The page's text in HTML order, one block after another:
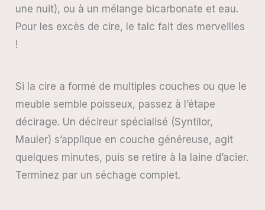
une nuit), ou à un mélange bicarbonate et eau.
Pour les excès de cire, le talc fait des merveilles
!
Si la cire a formé de multiples couches ou que le
meuble semble poisseux, passez à l’étape
décirage. Un décireur spécialisé (Syntilor,
Mauler) s’applique en couche généreuse, agit
quelques minutes, puis se retire à la laine d’acier.
Terminez par un séchage complet.